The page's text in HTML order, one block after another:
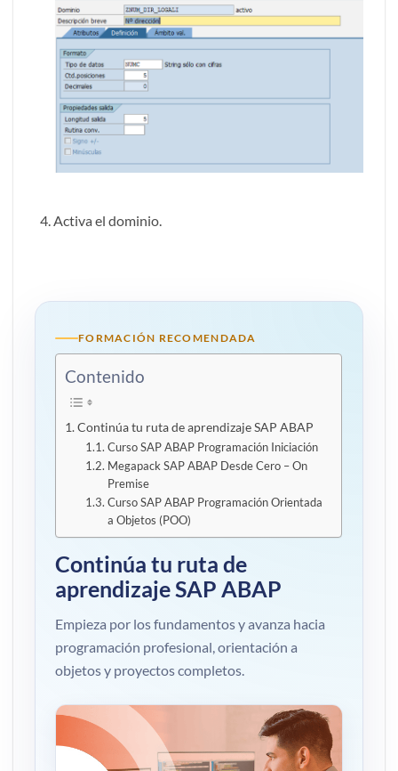
Activa el dominio.
FORMACIÓN RECOMENDADA
Contenido
Continúa tu ruta de aprendizaje SAP ABAP
Curso SAP ABAP Programación Iniciación
Megapack SAP ABAP Desde Cero – On
Premise
Curso SAP ABAP Programación Orientada
a Objetos (POO)
Continúa tu ruta de
aprendizaje SAP ABAP
Empieza por los fundamentos y avanza hacia
programación profesional, orientación a
objetos y proyectos completos.